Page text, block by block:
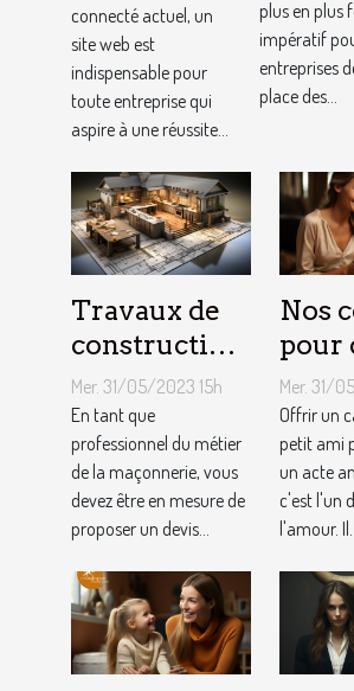
de
conception
de site web
connecté actuel, un
site web est
indispensable pour
toute entreprise qui
aspire à une réussite...
aux
plus en plus
impératif
entreprises
place des...
Travaux de
construction
d’une maison
: Comment
établir le
devis avec un
artisan
maçon ?
Mer. 31/05/2023 15h
En tant que
professionnel du métier
de la maçonnerie, vous
devez être en mesure de
proposer un devis...
Nos
pour
pour
petit
Mer. 31/
Offrir un
petit ami
un acte
c'est l'un
l'amour.